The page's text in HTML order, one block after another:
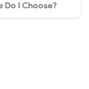
Do I Choose?